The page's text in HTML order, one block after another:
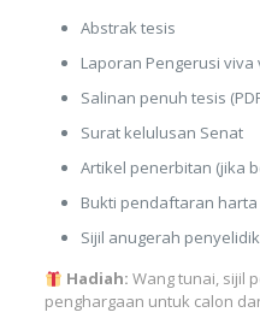
Abstrak tesis
Laporan Pengerusi viva
Salinan penuh tesis
Surat kelulusan Senat
Artikel penerbitan (jika
Bukti pendaftaran
Sijil anugerah
Hadiah: Wang tunai, sijil
penghargaan untuk calon